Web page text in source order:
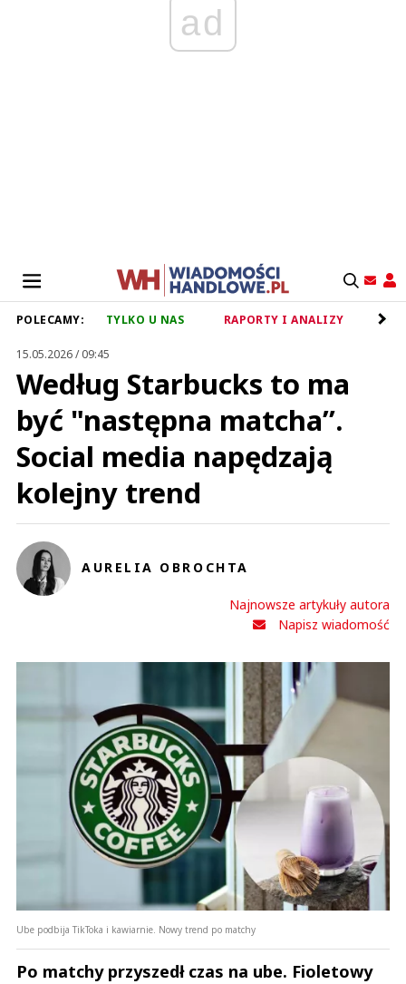
ad
POLECAMY: TYLKO U NAS RAPORTY I ANALIZY
15.05.2026 / 09:45
Według Starbucks to ma
być "następna matcha”.
Social media napędzają
kolejny trend
AURELIA OBROCHTA
Najnowsze artykuły autora
Napisz wiadomość
Ube podbija TikToka i kawiarnie. Nowy trend po matchy
Po matchy przyszedł czas na ube. Fioletowy